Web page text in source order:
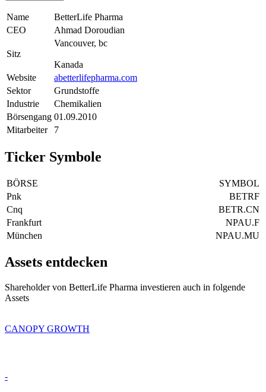
Name
BetterLife Pharma
CEO
Ahmad Doroudian
Sitz
Vancouver, bc
Kanada
Website
abetterlifepharma.com
Sektor
Grundstoffe
Industrie
Chemikalien
Börsengang 01.09.2010
Mitarbeiter
7
Ticker Symbole
BÖRSE
SYMBOL
Pnk
BETRF
Cnq
BETR.CN
Frankfurt
NPAU.F
München
NPAU.MU
Assets entdecken
Shareholder von BetterLife Pharma investieren auch in folgende
Assets
CANOPY GROWTH
-